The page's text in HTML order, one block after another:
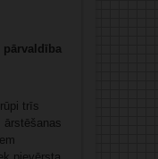
pārvaldība
trīs
ārstēšanas